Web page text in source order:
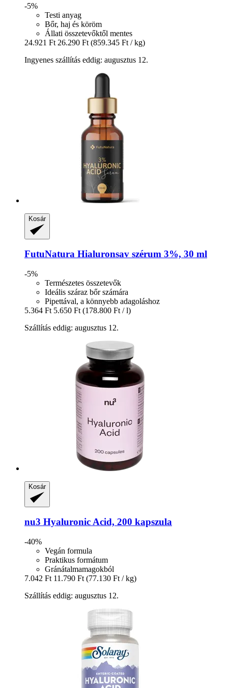
-5%
Testi anyag
Bőr, haj és köröm
Állati összetevőktől mentes
24.921 Ft 26.290 Ft (859.345 Ft / kg)
Ingyenes szállítás eddig: augusztus 12.
Kosár
FutuNatura Hialuronsav szérum 3%, 30 ml
-5%
Természetes összetevők
Ideális száraz bőr számára
Pipettával, a könnyebb adagoláshoz
5.364 Ft 5.650 Ft (178.800 Ft / l)
Szállítás eddig: augusztus 12.
Kosár
nu3 Hyaluronic Acid, 200 kapszula
-40%
Vegán formula
Praktikus formátum
Gránátalmamagokból
7.042 Ft 11.790 Ft (77.130 Ft / kg)
Szállítás eddig: augusztus 12.